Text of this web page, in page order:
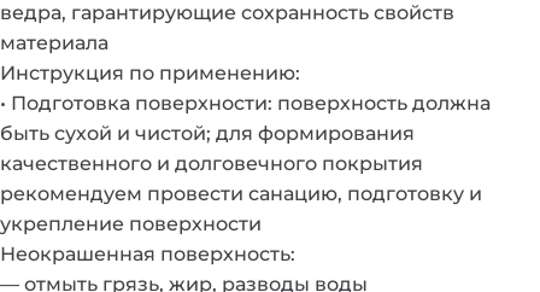
ведра, гарантирующие сохранность свойств
материала
Инструкция по применению:
• Подготовка поверхности: поверхность должна
быть сухой и чистой; для формирования
качественного и долговечного покрытия
рекомендуем провести санацию, подготовку и
укрепление поверхности
Неокрашенная поверхность:
— отмыть грязь, жир, разводы воды